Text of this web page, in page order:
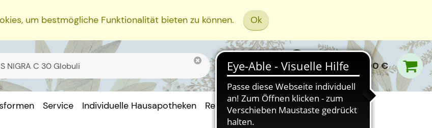
um bestmögliche Funktionalität bieten zu können. Ok
0,00 €
Service Individuelle Hausapotheken Rezept Einreichen